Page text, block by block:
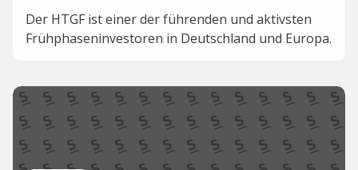
Der HTGF ist einer der führenden und aktivsten
Frühphaseninvestoren in Deutschland und Europa.